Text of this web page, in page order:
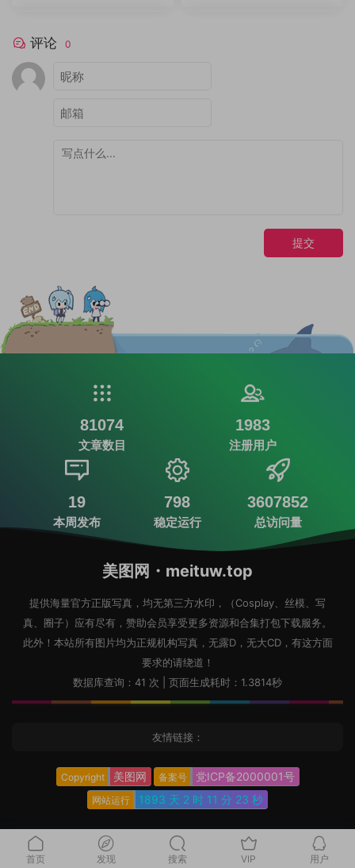
评论 0
提交
81074
文章数目
1983
注册用户
19
本周发布
798
稳定运行
3607852
总访问量
美图网・meituw.top
提供海量官方正版写真，均无第三方水印，（Cosplay、丝模、写
真、圈子）应有尽有，赞助会员享受更多资源和合集打包下载服务。
此外！本站所有图片均为正规机构写真，无露D，无大CD，有这方面
要求的请绕道！
数据库查询：41 次 | 页面生成耗时：1.3814秒
友情链接：
Copyright 美图网 备案号 党ICP备2000001号
网站运行 1893 天 2 时 11 分 24 秒
首页 发现 搜索 VIP 用户